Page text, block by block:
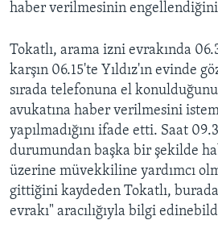
haber verilmesinin
Tokatlı, arama izni evrakında
karşın 06.15'te Yıldız'ın evinde
sırada telefonuna el
avukatına haber verilmesini
yapılmadığını ifade etti. Saat
durumundan başka bir şekilde
üzerine müvekkiline yardımcı
gittiğini kaydeden Tokatlı,
evrakı" aracılığıyla bilgi